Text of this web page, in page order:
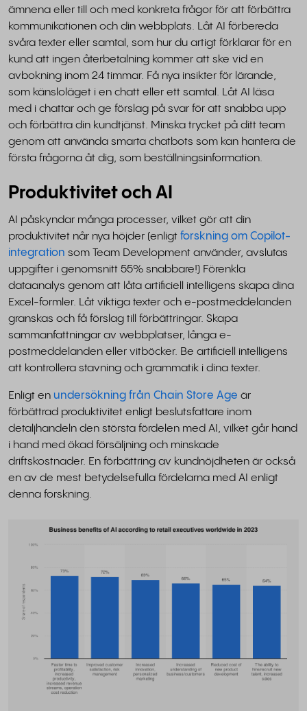
ämnena eller till och med konkreta frågor för att förbättra
kommunikationen och din webbplats. Låt AI förbereda
svåra texter eller samtal, som hur du artigt förklarar för en
kund att ingen återbetalning kommer att ske vid en
avbokning inom 24 timmar. Få nya insikter för lärande,
som känsloläget i en chatt eller ett samtal. Låt AI läsa
med i chattar och ge förslag på svar för att snabba upp
och förbättra din kundtjänst. Minska trycket på ditt team
genom att använda smarta chatbots som kan hantera de
första frågorna åt dig, som beställningsinformation.
Produktivitet och AI
AI påskyndar många processer, vilket gör att din
produktivitet når nya höjder (enligt forskning om Copilot-
integration som Team Development använder, avslutas
uppgifter i genomsnitt 55% snabbare!) Förenkla
dataanalys genom att låta artificiell intelligens skapa dina
Excel-formler. Låt viktiga texter och e-postmeddelanden
granskas och få förslag till förbättringar. Skapa
sammanfattningar av webbplatser, långa e-
postmeddelanden eller vitböcker. Be artificiell intelligens
att kontrollera stavning och grammatik i dina texter.
Enligt en undersökning från Chain Store Age är
förbättrad produktivitet enligt beslutsfattare inom
detaljhandeln den största fördelen med AI, vilket går hand
i hand med ökad försäljning och minskade
driftskostnader. En förbättring av kundnöjdheten är också
en av de mest betydelsefulla fördelarna med AI enligt
denna forskning.